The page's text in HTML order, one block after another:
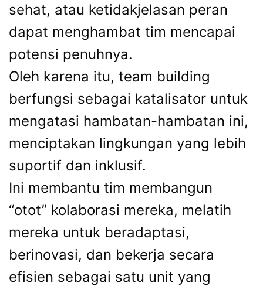
sehat, atau ketidakjelasan peran
dapat menghambat tim mencapai
potensi penuhnya.
Oleh karena itu, team building
berfungsi sebagai katalisator untuk
mengatasi hambatan-hambatan ini,
menciptakan lingkungan yang lebih
suportif dan inklusif.
Ini membantu tim membangun
“otot” kolaborasi mereka, melatih
mereka untuk beradaptasi,
berinovasi, dan bekerja secara
efisien sebagai satu unit yang